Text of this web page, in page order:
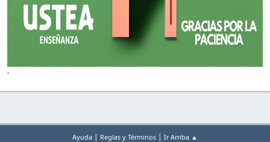
'
Ayuda | Reglas y Términos | Ir Arriba ▲